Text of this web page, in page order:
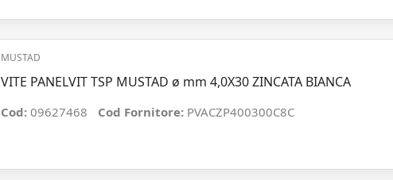
MUSTAD
VITE PANELVIT TSP MUSTAD ø mm 4,0X30 ZINCATA BIANCA
Cod: 09627468 Cod Fornitore: PVACZP400300C8C